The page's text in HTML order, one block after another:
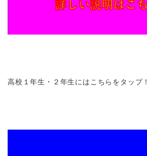
高校１年生・２年生にはこちらをタップ！